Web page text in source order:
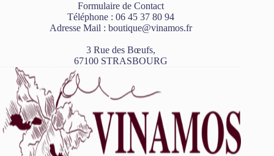
Formulaire de Contact
Téléphone : 06 45 37 80 94
Adresse Mail : boutique@vinamos.fr
3 Rue des Bœufs,
67100 STRASBOURG